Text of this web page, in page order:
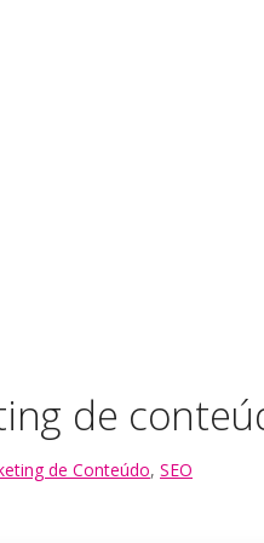
de
de Conteúdo, SEO